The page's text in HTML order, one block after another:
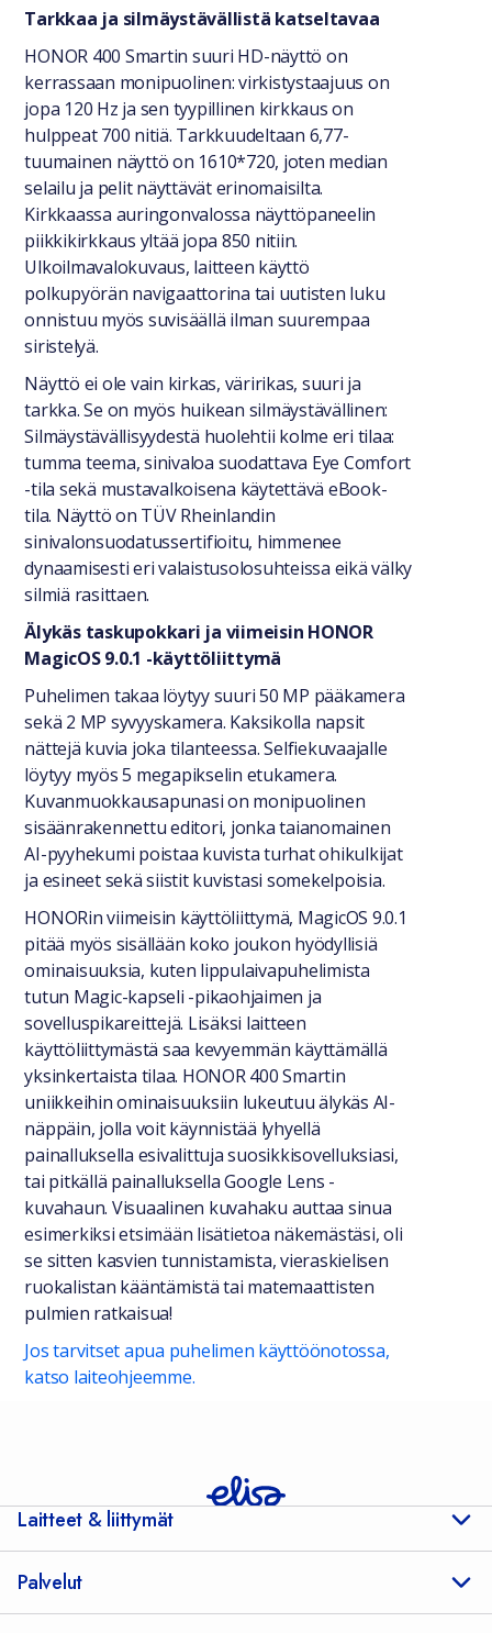
Tarkkaa ja silmäystävällistä katseltavaa
HONOR 400 Smartin suuri HD-näyttö on
kerrassaan monipuolinen: virkistystaajuus on
jopa 120 Hz ja sen tyypillinen kirkkaus on
hulppeat 700 nitiä. Tarkkuudeltaan 6,77-
tuumainen näyttö on 1610*720, joten median
selailu ja pelit näyttävät erinomaisilta.
Kirkkaassa auringonvalossa näyttöpaneelin
piikkikirkkaus yltää jopa 850 nitiin.
Ulkoilmavalokuvaus, laitteen käyttö
polkupyörän navigaattorina tai uutisten luku
onnistuu myös suvisäällä ilman suurempaa
siristelyä.
Näyttö ei ole vain kirkas, väririkas, suuri ja
tarkka. Se on myös huikean silmäystävällinen:
Silmäystävällisyydestä huolehtii kolme eri tilaa:
tumma teema, sinivaloa suodattava Eye Comfort
-tila sekä mustavalkoisena käytettävä eBook-
tila. Näyttö on TÜV Rheinlandin
sinivalonsuodatussertifioitu, himmenee
dynaamisesti eri valaistusolosuhteissa eikä välky
silmiä rasittaen.
Älykäs taskupokkari ja viimeisin HONOR
MagicOS 9.0.1 -käyttöliittymä
Puhelimen takaa löytyy suuri 50 MP pääkamera
sekä 2 MP syvyyskamera. Kaksikolla napsit
nättejä kuvia joka tilanteessa. Selfiekuvaajalle
löytyy myös 5 megapikselin etukamera.
Kuvanmuokkausapunasi on monipuolinen
sisäänrakennettu editori, jonka taianomainen
AI-pyyhekumi poistaa kuvista turhat ohikulkijat
ja esineet sekä siistit kuvistasi somekelpoisia.
HONORin viimeisin käyttöliittymä, MagicOS 9.0.1
pitää myös sisällään koko joukon hyödyllisiä
ominaisuuksia, kuten lippulaivapuhelimista
tutun Magic-kapseli -pikaohjaimen ja
sovelluspikareittejä. Lisäksi laitteen
käyttöliittymästä saa kevyemmän käyttämällä
yksinkertaista tilaa. HONOR 400 Smartin
uniikkeihin ominaisuuksiin lukeutuu älykäs AI-
näppäin, jolla voit käynnistää lyhyellä
painalluksella esivalittuja suosikkisovelluksiasi,
tai pitkällä painalluksella Google Lens -
kuvahaun. Visuaalinen kuvahaku auttaa sinua
esimerkiksi etsimään lisätietoa näkemästäsi, oli
se sitten kasvien tunnistamista, vieraskielisen
ruokalistan kääntämistä tai matemaattisten
pulmien ratkaisua!
Jos tarvitset apua puhelimen käyttöönotossa,
katso laiteohjeemme.
Laitteet & liittymät
Palvelut